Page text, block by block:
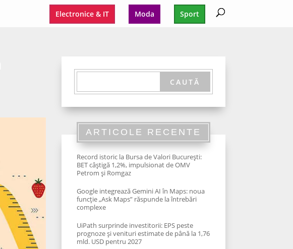
Electronice & IT Moda Sport
ARTICOLE RECENTE
Record istoric la Bursa de Valori București:
BET câștigă 1,2%, impulsionat de OMV
Petrom și Romgaz
Google integrează Gemini AI în Maps: noua
funcție „Ask Maps” răspunde la întrebări
complexe
UiPath surprinde investitorii: EPS peste
prognoze și venituri estimate de până la 1,76
mld. USD pentru 2027